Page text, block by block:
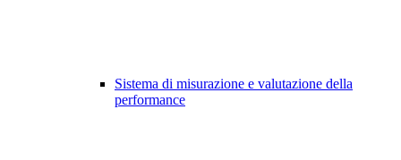
Sistema di misurazione e valutazione della
performance